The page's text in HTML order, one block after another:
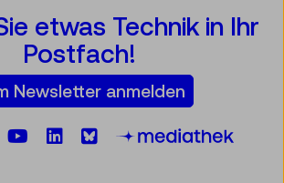
etwas Technik in Ihr
Postfach!
Newsletter anmelden
YouTube
LinkedIn
Bluesky